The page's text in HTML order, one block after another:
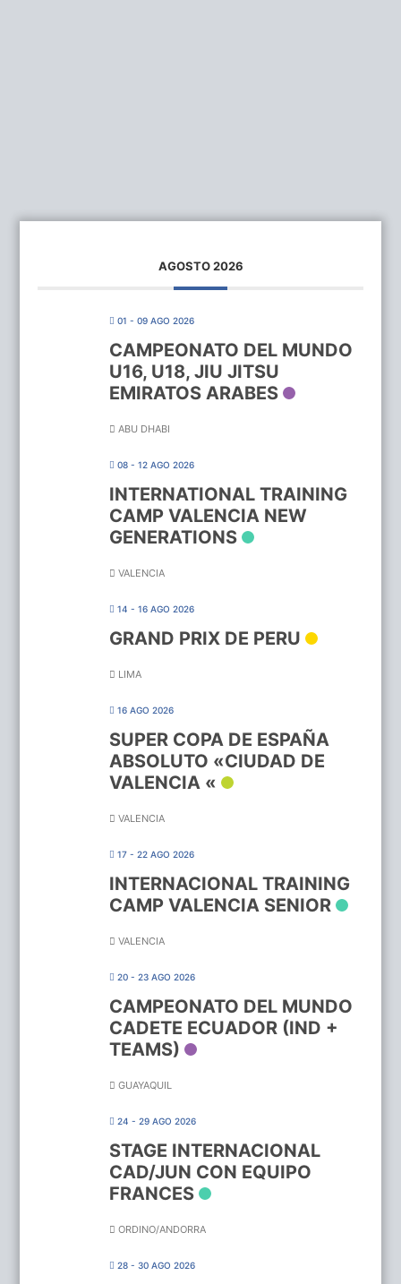
AGOSTO 2026
01 - 09 AGO 2026
CAMPEONATO DEL MUNDO
U16, U18, JIU JITSU
EMIRATOS ARABES
ABU DHABI
08 - 12 AGO 2026
INTERNATIONAL TRAINING
CAMP VALENCIA NEW
GENERATIONS
VALENCIA
14 - 16 AGO 2026
GRAND PRIX DE PERU
LIMA
16 AGO 2026
SUPER COPA DE ESPAÑA
ABSOLUTO «CIUDAD DE
VALENCIA «
VALENCIA
17 - 22 AGO 2026
INTERNACIONAL TRAINING
CAMP VALENCIA SENIOR
VALENCIA
20 - 23 AGO 2026
CAMPEONATO DEL MUNDO
CADETE ECUADOR (IND +
TEAMS)
GUAYAQUIL
24 - 29 AGO 2026
STAGE INTERNACIONAL
CAD/JUN CON EQUIPO
FRANCES
ORDINO/ANDORRA
28 - 30 AGO 2026